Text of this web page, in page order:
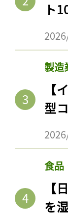
ト
製造
【
型
食品
【
を